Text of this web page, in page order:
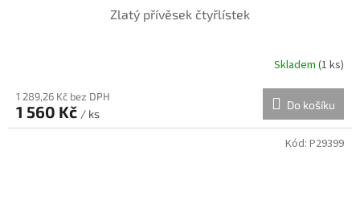
Zlatý přívěsek čtyřlístek
Skladem (1 ks)
1 289,26 Kč bez DPH
1 560 Kč / ks
Do košíku
Kód: P29399